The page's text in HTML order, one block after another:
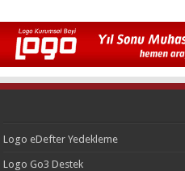
Logo eDefter Yedekleme
Logo Go3 Destek